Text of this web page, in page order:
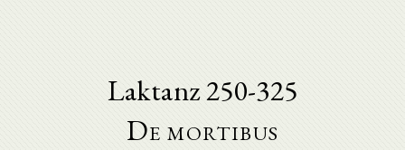
Laktanz 250-325
De mortibus